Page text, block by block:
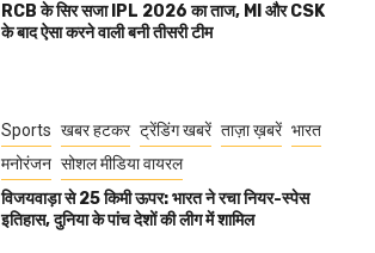
RCB के सिर सजा IPL 2026 का ताज, MI और CSK
के बाद ऐसा करने वाली बनी तीसरी टीम
Sports खबर हटकर ट्रेंडिंग खबरें ताज़ा ख़बरें भारत
मनोरंजन सोशल मीडिया वायरल
विजयवाड़ा से 25 किमी ऊपर: भारत ने रचा नियर-स्पेस
इतिहास, दुनिया के पांच देशों की लीग में शामिल